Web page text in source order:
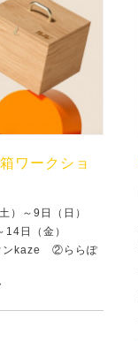
ワークショ
）～9日（日）
日（金）
ンkaze ②ららぽ